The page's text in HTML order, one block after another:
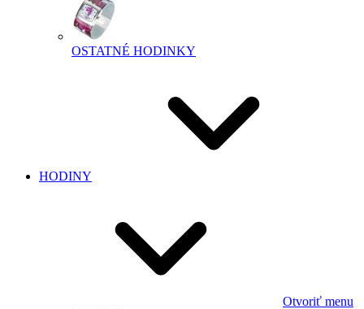
OSTATNÉ HODINKY
HODINY
Otvoriť menu